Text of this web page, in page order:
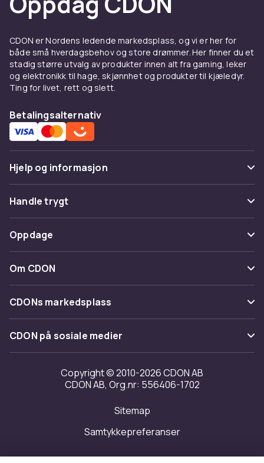
CDON er Nordens ledende markedsplass, og vi er her for
både små hverdagsbehov og store drømmer. Her finner du et
stadig større utvalg av produkter innen alt fra gaming, leker
og elektronikk til hage, skjønnhet og produkter til kjæledyr.
Ting for livet, rett og slett.
Betalingsalternativ
Hjelp og informasjon
Vanlige spørsmål
Spor pakke
Angre & returner her
Kontakt oss
Handle trygt
Betaling
Levering
Tilbakekallinger
Oppdage
Kategorier
Varemerker
Om CDON
Om oss
Kundeanmeldelser
Jobbe på CDON
Investor relations
Tilgjengelighet
CDONs markedsplass
Merchant Help Center
CDON på sosiale medier
Copyright © 2010-2026 CDON AB
CDON AB, Org.nr: 556406-1702
Sitemap
Samtykkepreferanser